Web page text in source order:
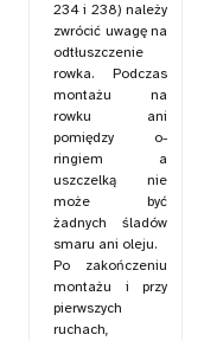
234 i 238) należy
zwrócić uwagę na
odtłuszczenie
rowka. Podczas
montażu na
rowku ani
pomiędzy o-
ringiem a
uszczelką nie
może być
żadnych śladów
smaru ani oleju.
Po zakończeniu
montażu i przy
pierwszych
ruchach,